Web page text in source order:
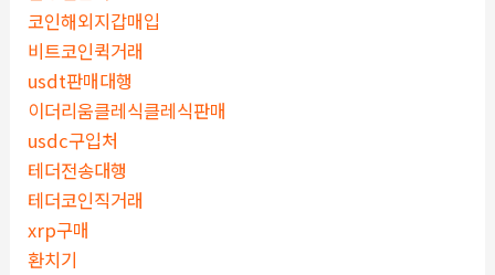
코인해외지갑매입
비트코인퀵거래
usdt판매대행
이더리움클레식클레식판매
usdc구입처
테더전송대행
테더코인직거래
xrp구매
환치기